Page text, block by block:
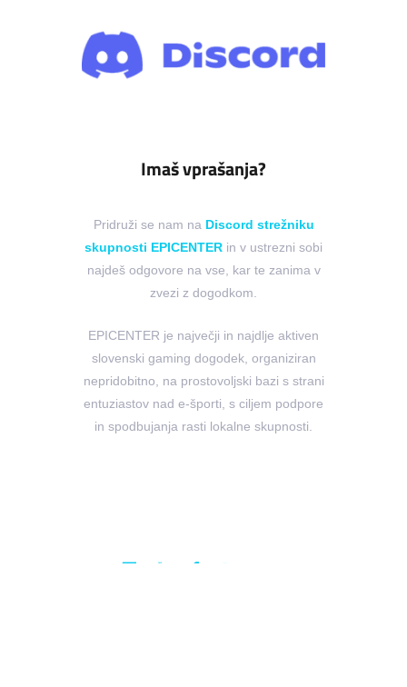
Imaš vprašanja?
Pridruži se nam na Discord strežniku
skupnosti EPICENTER in v ustrezni sobi
najdeš odgovore na vse, kar te zanima v
zvezi z dogodkom.
EPICENTER je največji in najdlje aktiven
slovenski gaming dogodek, organiziran
nepridobitno, na prostovoljski bazi s strani
entuziastov nad e-športi, s ciljem podpore
in spodbujanja rasti lokalne skupnosti.